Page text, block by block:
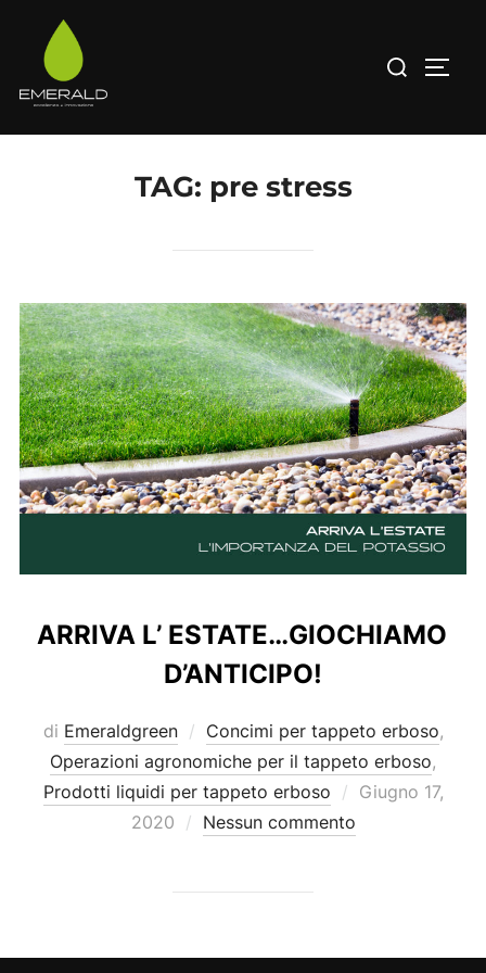
contenuto
Cerca
TAG: pre stress
ARRIVA L’ ESTATE…GIOCHIAMO
D’ANTICIPO!
di Emeraldgreen Concimi per tappeto erboso,
Operazioni agronomiche per il tappeto erboso,
Prodotti liquidi per tappeto erboso
Pubblicato
Giugno 17,
2020
Nessun commento